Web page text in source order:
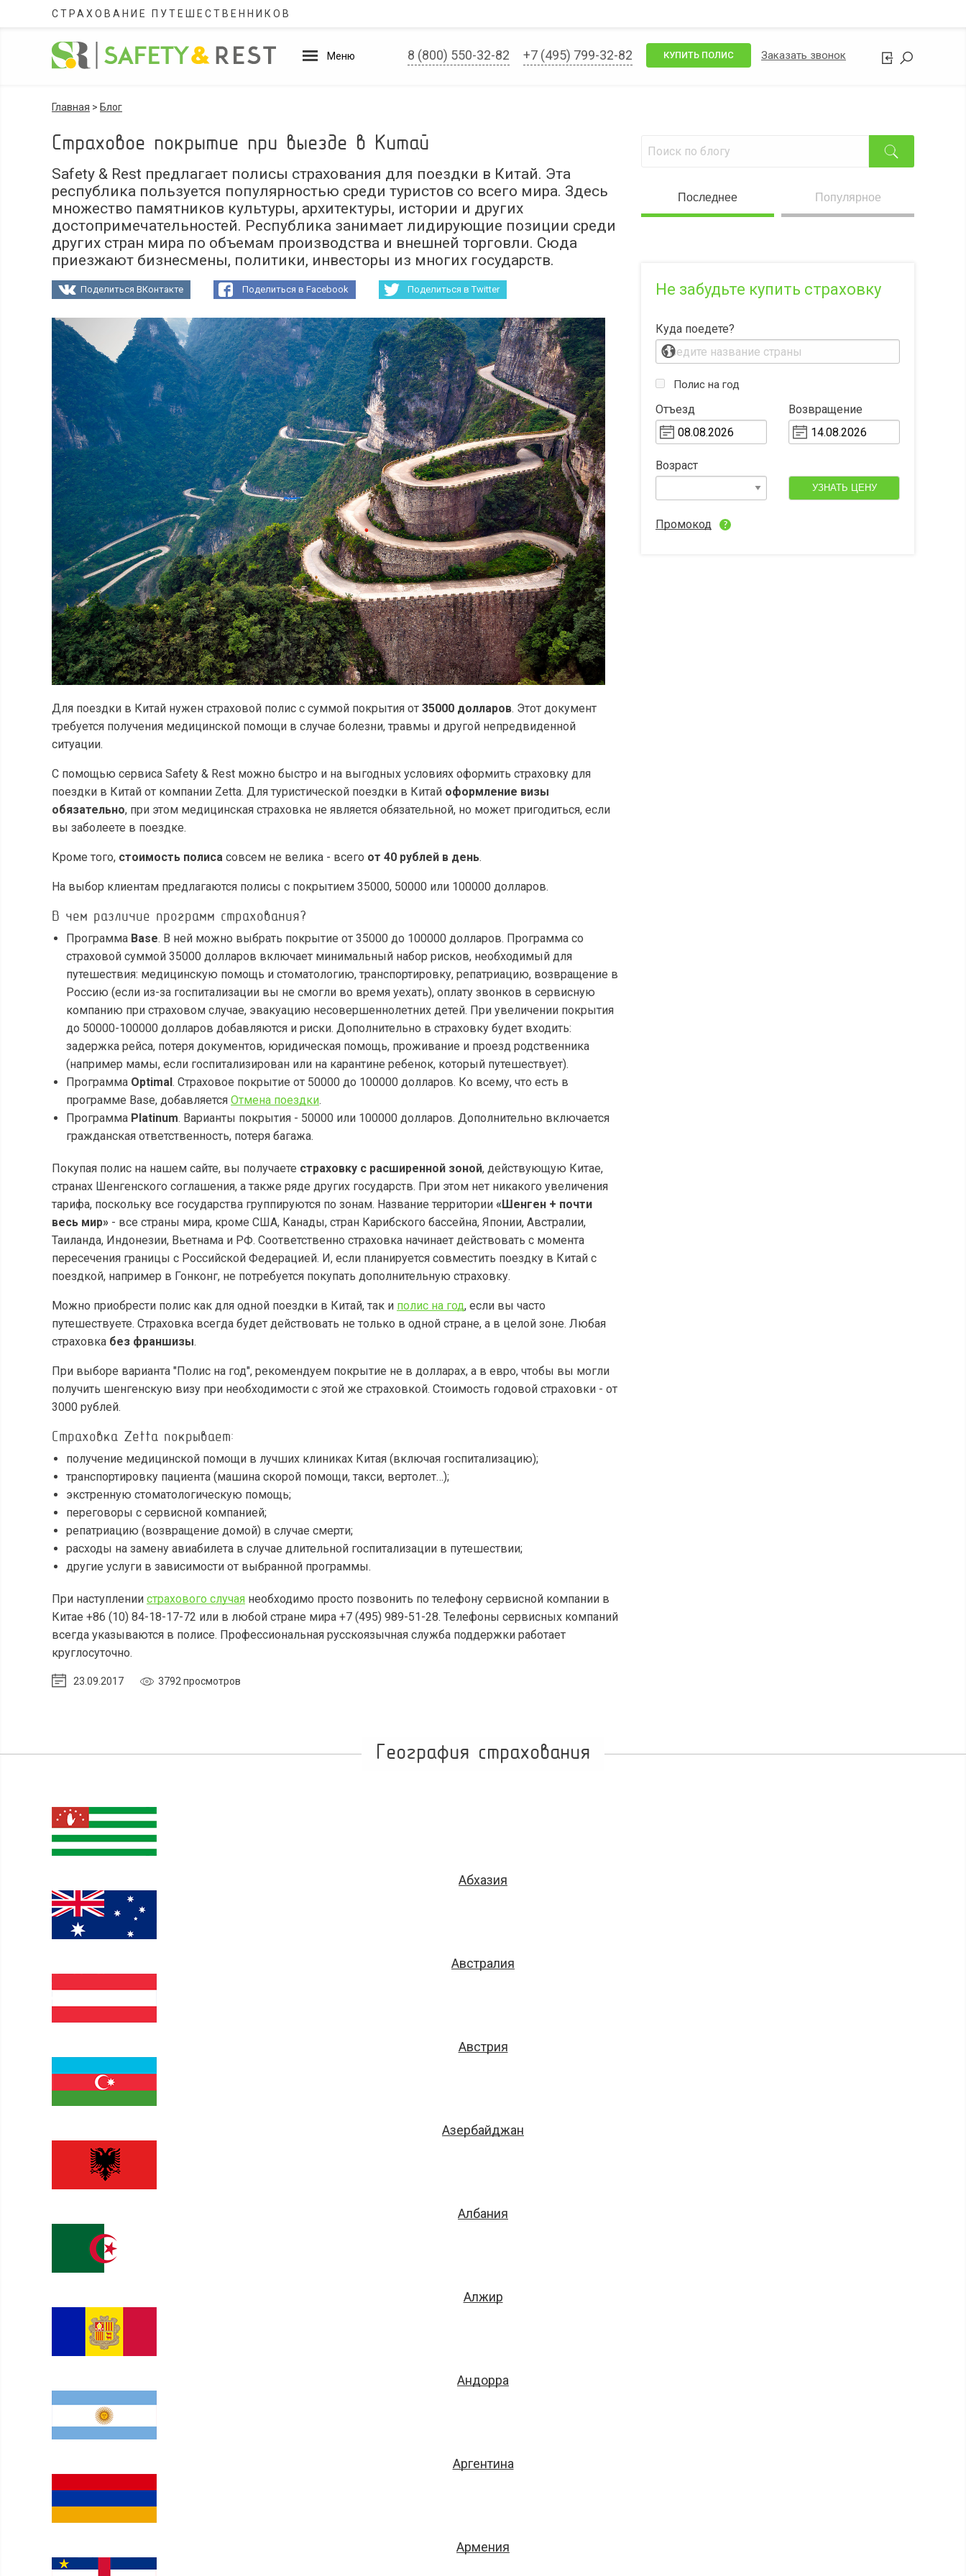
СТРАХОВАНИЕ ПУТЕШЕСТВЕННИКОВ
Меню 8 (800) 550-32-82 +7 (495) 799-32-82 КУПИТЬ ПОЛИС Заказать звонок
Главная > Блог
Страховое покрытие при выезде в Китай
Safety & Rest предлагает полисы страхования для поездки в Китай. Эта
республика пользуется популярностью среди туристов со всего мира. Здесь
множество памятников культуры, архитектуры, истории и других
достопримечательностей. Республика занимает лидирующие позиции среди
других стран мира по объемам производства и внешней торговли. Сюда
приезжают бизнесмены, политики, инвесторы из многих государств.
Поделиться ВКонтакте Поделиться в Facebook Поделиться в Twitter
Для поездки в Китай нужен страховой полис с суммой покрытия от 35000 долларов. Этот документ
требуется получения медицинской помощи в случае болезни, травмы и другой непредвиденной
ситуации.
С помощью сервиса Safety & Rest можно быстро и на выгодных условиях оформить страховку для
поездки в Китай от компании Zetta. Для туристической поездки в Китай оформление визы
обязательно, при этом медицинская страховка не является обязательной, но может пригодиться, если
вы заболеете в поездке.
Кроме того, стоимость полиса совсем не велика - всего от 40 рублей в день.
На выбор клиентам предлагаются полисы с покрытием 35000, 50000 или 100000 долларов.
В чем различие программ страхования?
Программа Base. В ней можно выбрать покрытие от 35000 до 100000 долларов. Программа со
страховой суммой 35000 долларов включает минимальный набор рисков, необходимый для
путешествия: медицинскую помощь и стоматологию, транспортировку, репатриацию, возвращение в
Россию (если из-за госпитализации вы не смогли во время уехать), оплату звонков в сервисную
компанию при страховом случае, эвакуацию несовершеннолетних детей. При увеличении покрытия
до 50000-100000 долларов добавляются и риски. Дополнительно в страховку будет входить:
задержка рейса, потеря документов, юридическая помощь, проживание и проезд родственника
(например мамы, если госпитализирован или на карантине ребенок, который путешествует).
Программа Optimal . Страховое покрытие от 50000 до 100000 долларов. Ко всему, что есть в
программе Base, добавляется Отмена поездки.
Программа Platinum. Варианты покрытия - 50000 или 100000 долларов. Дополнительно включается
гражданская ответственность, потеря багажа.
Покупая полис на нашем сайте, вы получаете страховку с расширенной зоной, действующую Китае,
странах Шенгенского соглашения, а также ряде других государств. При этом нет никакого увеличения
тарифа, поскольку все государства группируются по зонам. Название территории «Шенген + почти
весь мир» - все страны мира, кроме США, Канады, стран Карибского бассейна, Японии, Австралии,
Таиланда, Индонезии, Вьетнама и РФ. Соответственно страховка начинает действовать с момента
пересечения границы с Российской Федерацией. И, если планируется совместить поездку в Китай с
поездкой, например в Гонконг, не потребуется покупать дополнительную страховку.
Можно приобрести полис как для одной поездки в Китай, так и полис на год, если вы часто
путешествуете. Страховка всегда будет действовать не только в одной стране, а в целой зоне. Любая
страховка без франшизы.
При выборе варианта "Полис на год", рекомендуем покрытие не в долларах, а в евро, чтобы вы могли
получить шенгенскую визу при необходимости с этой же страховкой. Стоимость годовой страховки - от
3000 рублей.
Страховка Zetta покрывает:
получение медицинской помощи в лучших клиниках Китая (включая госпитализацию);
транспортировку пациента (машина скорой помощи, такси, вертолет…);
экстренную стоматологическую помощь;
переговоры с сервисной компанией;
репатриацию (возвращение домой) в случае смерти;
расходы на замену авиабилета в случае длительной госпитализации в путешествии;
другие услуги в зависимости от выбранной программы.
При наступлении страхового случая необходимо просто позвонить по телефону сервисной компании в
Китае +86 (10) 84-18-17-72 или в любой стране мира +7 (495) 989-51-28. Телефоны сервисных компаний
всегда указываются в полисе. Профессиональная русскоязычная служба поддержки работает
круглосуточно.
23.09.2017 3792 просмотров
Последнее Популярное
Не забудьте купить страховку
Куда поедете?
Полис на год
Отъезд Возвращение
Возраст
УЗНАТЬ ЦЕНУ
Промокод
География страхования
Абхазия
Австралия
Австрия
Азербайджан
Албания
Алжир
Андорра
Аргентина
Армения